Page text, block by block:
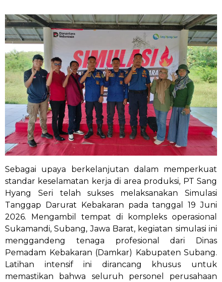
Sebagai upaya berkelanjutan dalam memperkuat
standar keselamatan kerja di area produksi, PT Sang
Hyang Seri telah sukses melaksanakan Simulasi
Tanggap Darurat Kebakaran pada tanggal 19 Juni
2026. Mengambil tempat di kompleks operasional
Sukamandi, Subang, Jawa Barat, kegiatan simulasi ini
menggandeng tenaga profesional dari Dinas
Pemadam Kebakaran (Damkar) Kabupaten Subang.
Latihan intensif ini dirancang khusus untuk
memastikan bahwa seluruh personel perusahaan